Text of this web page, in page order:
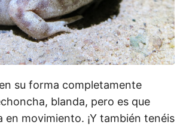
su forma completamente
blanda, pero es que
en movimiento. ¡Y también tenéis